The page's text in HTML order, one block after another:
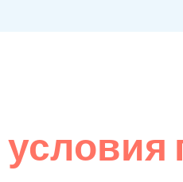
условия